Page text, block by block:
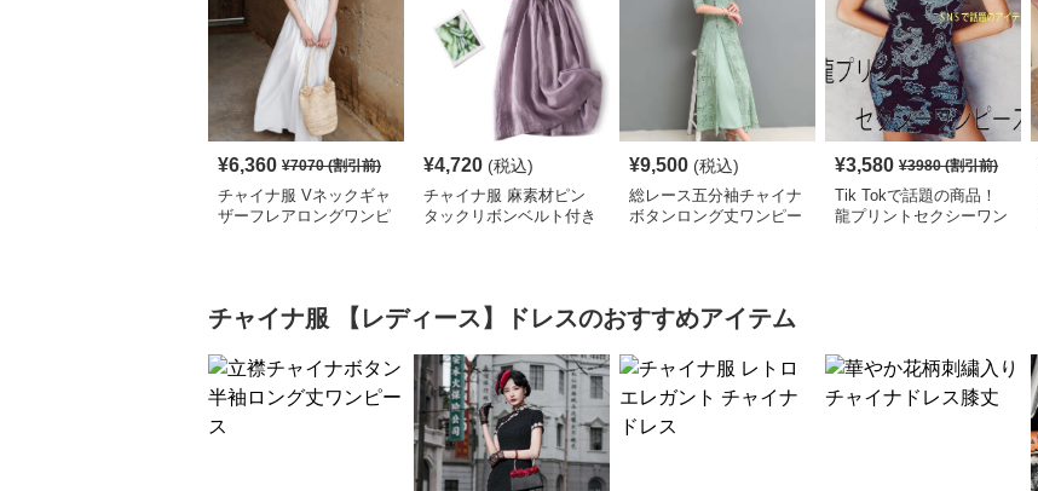
¥6,360 ¥7070(割引前)
チャイナ服 Vネックギャ
ザーフレアロングワンピ
¥4,720 (税込)
チャイナ服 麻素材ピン
タックリボンベルト付き
¥9,500 (税込)
総レース五分袖チャイナ
ボタンロング丈ワンピー
¥3,580 ¥3980(割引前)
Tik Tokで話題の商品！
龍プリントセクシーワン
チャイナ服 【レディース】ドレスのおすすめアイテム